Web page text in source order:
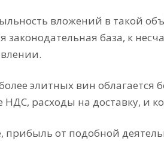
вложений в такой
база, к
элитных вин
НДС, расходы на доставку, и
прибыль от подобной